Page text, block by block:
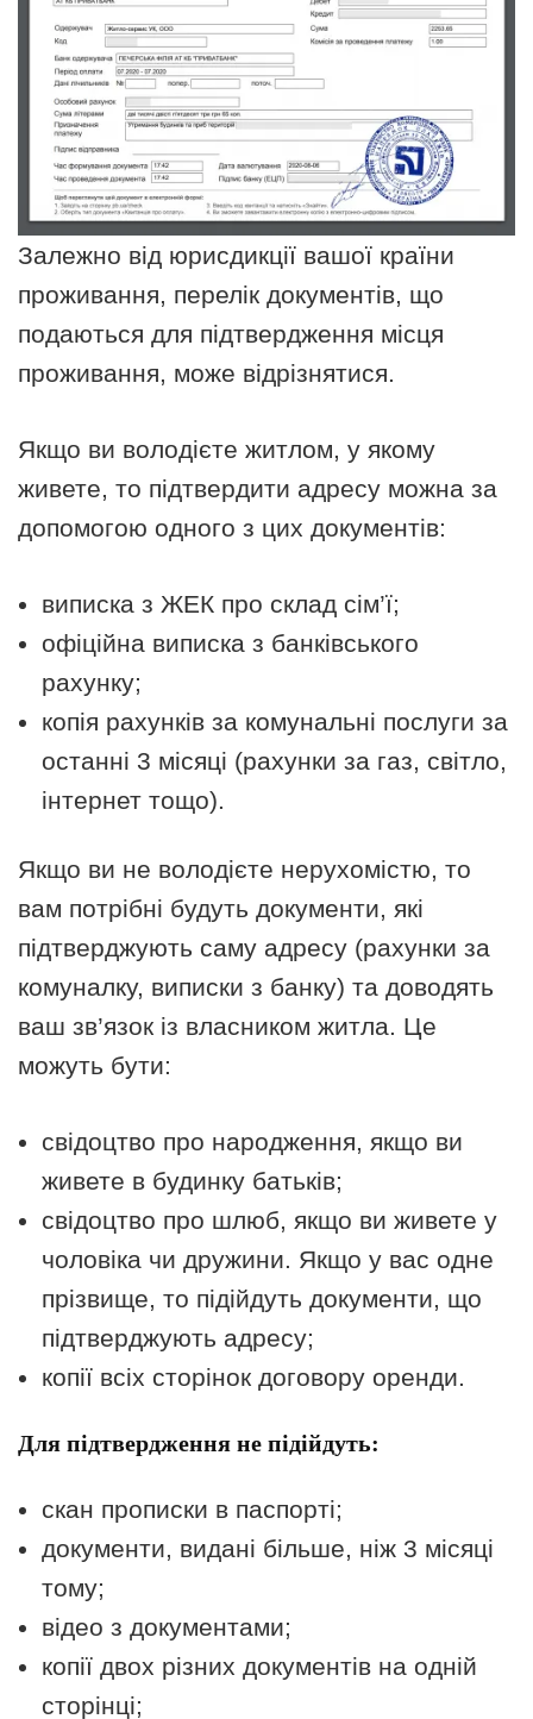
Залежно від юрисдикції вашої країни
проживання, перелік документів, що
подаються для підтвердження місця
проживання, може відрізнятися.
Якщо ви володієте житлом, у якому
живете, то підтвердити адресу можна за
допомогою одного з цих документів:
виписка з ЖЕК про склад сім’ї;
офіційна виписка з банківського
рахунку;
копія рахунків за комунальні послуги за
останні 3 місяці (рахунки за газ, світло,
інтернет тощо).
Якщо ви не володієте нерухомістю, то
вам потрібні будуть документи, які
підтверджують саму адресу (рахунки за
комуналку, виписки з банку) та доводять
ваш зв’язок із власником житла. Це
можуть бути:
свідоцтво про народження, якщо ви
живете в будинку батьків;
свідоцтво про шлюб, якщо ви живете у
чоловіка чи дружини. Якщо у вас одне
прізвище, то підійдуть документи, що
підтверджують адресу;
копії всіх сторінок договору оренди.
Для підтвердження не підійдуть:
скан прописки в паспорті;
документи, видані більше, ніж 3 місяці
тому;
відео з документами;
копії двох різних документів на одній
сторінці;